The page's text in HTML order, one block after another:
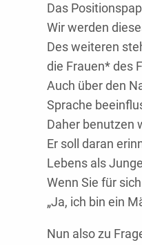
Das
Wir werden
Des weiteren
die Frauen* des
Auch über den
Sprache
Daher benutzen
Er soll daran
Lebens als
Wenn Sie für
„Ja, ich bin ein
Nun also zu